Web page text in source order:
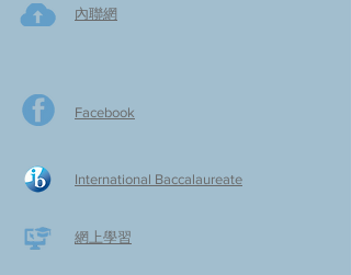
內聯網
Facebook
International Baccalaureate
網上學習